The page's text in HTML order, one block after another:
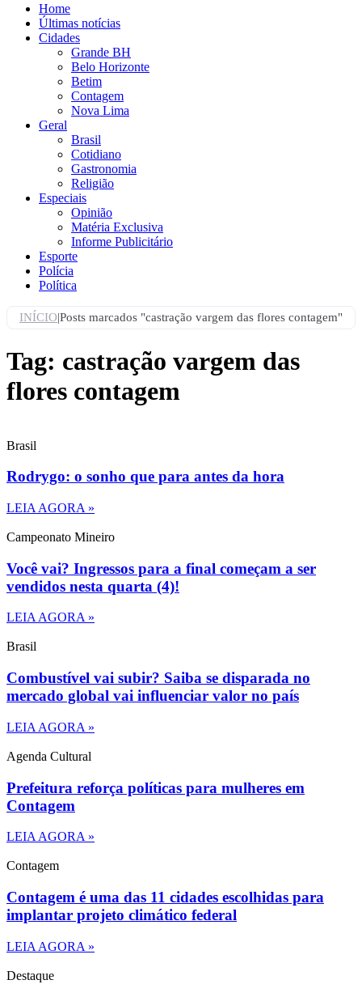
Home
Últimas notícias
Cidades
Grande BH
Belo Horizonte
Betim
Contagem
Nova Lima
Geral
Brasil
Cotidiano
Gastronomia
Religião
Especiais
Opinião
Matéria Exclusiva
Informe Publicitário
Esporte
Polícia
Política
INÍCIO|Posts marcados "castração vargem das flores contagem"
Tag: castração vargem das
flores contagem
Brasil
Rodrygo: o sonho que para antes da hora
LEIA AGORA »
Campeonato Mineiro
Você vai? Ingressos para a final começam a ser
vendidos nesta quarta (4)!
LEIA AGORA »
Brasil
Combustível vai subir? Saiba se disparada no
mercado global vai influenciar valor no país
LEIA AGORA »
Agenda Cultural
Prefeitura reforça políticas para mulheres em
Contagem
LEIA AGORA »
Contagem
Contagem é uma das 11 cidades escolhidas para
implantar projeto climático federal
LEIA AGORA »
Destaque